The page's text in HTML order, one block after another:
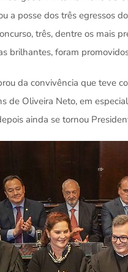
a posse dos três egressos
três, dentre os mais
brilhantes, foram
da convivência que teve
de Oliveira Neto, em
ainda se tornou